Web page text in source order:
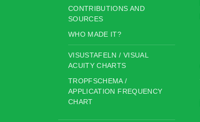
CONTRIBUTIONS AND
SOURCES
WHO MADE IT?
VISUSTAFELN / VISUAL
ACUITY CHARTS
TROPFSCHEMA /
APPLICATION FREQUENCY
CHART